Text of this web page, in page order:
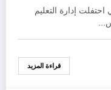
إدارة التعليم
قراءة المزيد